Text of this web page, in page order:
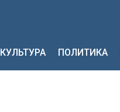
КУЛЬТУРА ПОЛИТИКА